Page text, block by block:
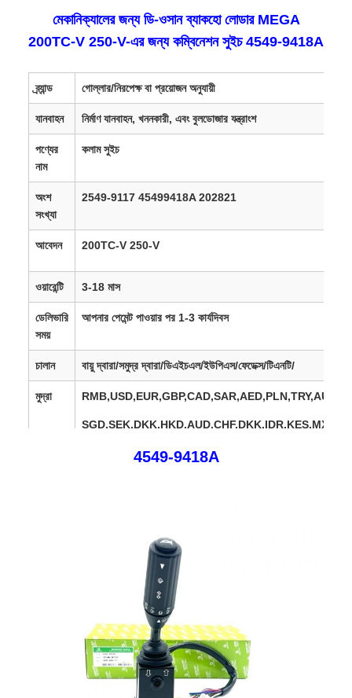
মেকানিক্যালের জন্য ডি-ওসান ব্যাকহো লোডার MEGA
200TC-V 250-V-এর জন্য কম্বিনেশন সুইচ 4549-9418A
ব্র্যান্ড গোল্লার/নিরপেক্ষ বা প্রয়োজন অনুযায়ী
যানবাহন নির্মাণ যানবাহন, খননকারী, এবং বুলডোজার যন্ত্রাংশ
পণ্যের
নাম
কলাম সুইচ
অংশ
সংখ্যা
2549-9117 45499418A 202821
আবেদন 200TC-V 250-V
ওয়ারেন্টি 3-18 মাস
ডেলিভারি
সময়
আপনার পেমেন্ট পাওয়ার পর 1-3 কার্যদিবস
চালান বায়ু দ্বারা/সমুদ্র দ্বারা/ডিএইচএল/ইউপিএস/ফেডেক্স/টিএনটি/
মুদ্রা
SGD,SEK,DKK,HKD,
4549-9418A